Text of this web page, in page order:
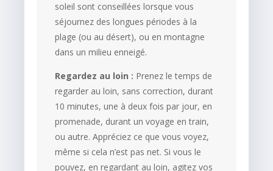
soleil sont conseillées lorsque vous
séjournez des longues périodes à la
plage (ou au désert), ou en montagne
dans un milieu enneigé.
Regardez au loin : Prenez le temps de
regarder au loin, sans correction, durant
10 minutes, une à deux fois par jour, en
promenade, durant un voyage en train,
ou autre. Appréciez ce que vous voyez,
même si cela n’est pas net. Si vous le
pouvez, en regardant au loin, agitez vos